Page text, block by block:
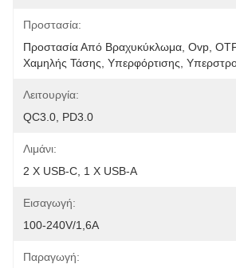
Προστασία:
Προστασία Από Βραχυκύκλωμα, Ovp,
Χαμηλής Τάσης, Υπερφόρτισης,
Λειτουργία:
QC3.0, PD3.0
Λιμάνι:
2 X USB-C, 1 X USB-A
Εισαγωγή:
100-240V/1,6A
Παραγωγή: